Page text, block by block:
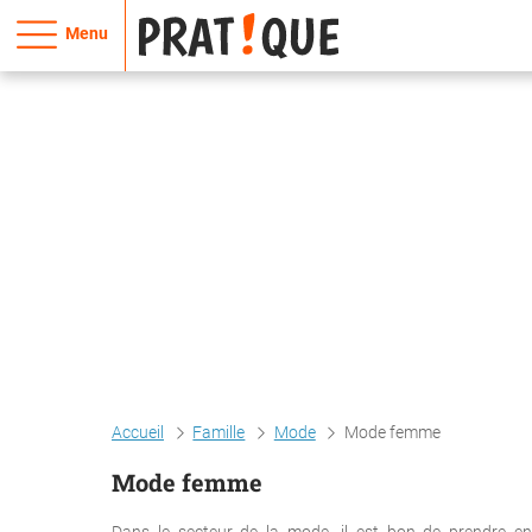
Menu
Accueil Famille Mode Mode femme
Mode femme